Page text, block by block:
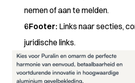
nemen of aan te melden.
Footer: Links naar secties,
juridische links.